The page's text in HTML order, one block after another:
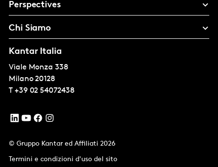
Perspectives
Chi Siamo
Kantar Italia
Viale Monza 338
Milano 20128
T +39 02 54072438
© Gruppo Kantar ed Affiliati 2026
Termini e condizioni d'uso del sito